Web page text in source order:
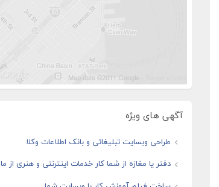
آگهی های ویژه
طراحی وبسایت تبلیغاتی و بانک اطلاعات وکلا
دفتر یا مغازه از شما کار خدمات اینترنتی و هنری از ما